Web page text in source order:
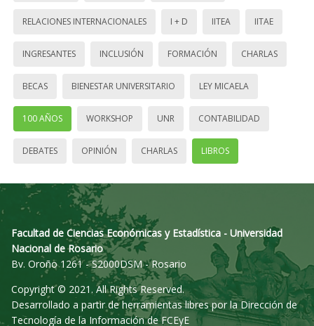
RELACIONES INTERNACIONALES I + D IITEA IITAE
INGRESANTES INCLUSIÓN FORMACIÓN CHARLAS
BECAS BIENESTAR UNIVERSITARIO LEY MICAELA
100 AÑOS WORKSHOP UNR CONTABILIDAD
DEBATES OPINIÓN CHARLAS LIBROS
Facultad de Ciencias Económicas y Estadística - Universidad
Nacional de Rosario
Bv. Oroño 1261 - S2000DSM - Rosario
Copyright © 2021. All Rights Reserved.
Desarrollado a partir de herramientas libres por la Dirección de
Tecnología de la Información de FCEyE